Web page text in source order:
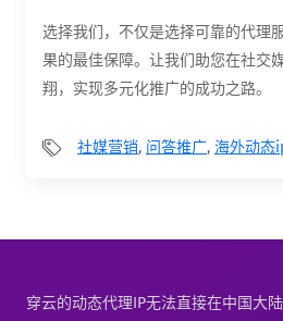
选择我们，不仅是选择可靠的代理
果的最佳保障。让我们助您在社交
翔，实现多元化推广的成功之路。
社媒营销, 问答推广, 海外动态
穿云的动态代理IP无法直接在中国大